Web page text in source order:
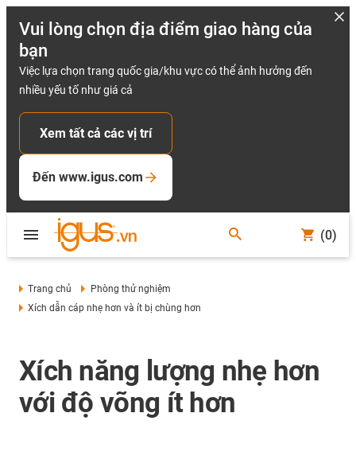
Vui lòng chọn địa điểm giao hàng của
bạn
Việc lựa chọn trang quốc gia/khu vực có thể ảnh hưởng đến
nhiều yếu tố như giá cả
Xem tất cả các vị trí
Đến www.igus.com
(0)
Trang chủ
Phòng thử nghiệm
Xích dẫn cáp nhẹ hơn và ít bị chùng hơn
Xích năng lượng nhẹ hơn
với độ võng ít hơn